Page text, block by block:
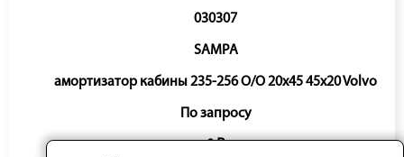
030307
SAMPA
амортизатор кабины 235-256 O/O 20x45 45x20 Volvo
По запросу
0 ₽